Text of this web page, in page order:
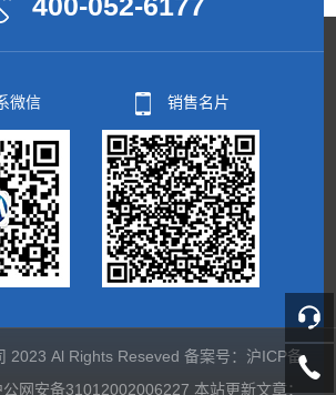
微信 销售名片
2023 Al Rights Reseved 备案号： 沪ICP备
公网安备31012002006227 本站更新文章：